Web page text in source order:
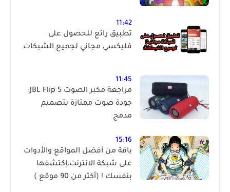
11:42
تطبيق رائع للحصول على
فليكسي مجاني لجميع الشبكات
11:45
مراجعة مكبر الصوت JBL Flip 5:
جودة صوت ممتازة بتصميم
مدمج
15:16
باقة من أفضل المواقع والأدوات
على شبكة الانترنت،إكتشفها
بنفسك ! (أكثر من 90 موقع )